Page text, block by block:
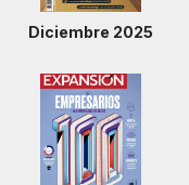
Diciembre 2025